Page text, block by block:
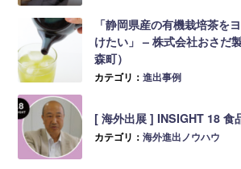
「静岡県産の有機栽培茶を
けたい」 – 株式会社おさだ
森町）
カテゴリ：進出事例
[ 海外出展 ] INSIGHT 18 食
カテゴリ：海外進出ノウハウ